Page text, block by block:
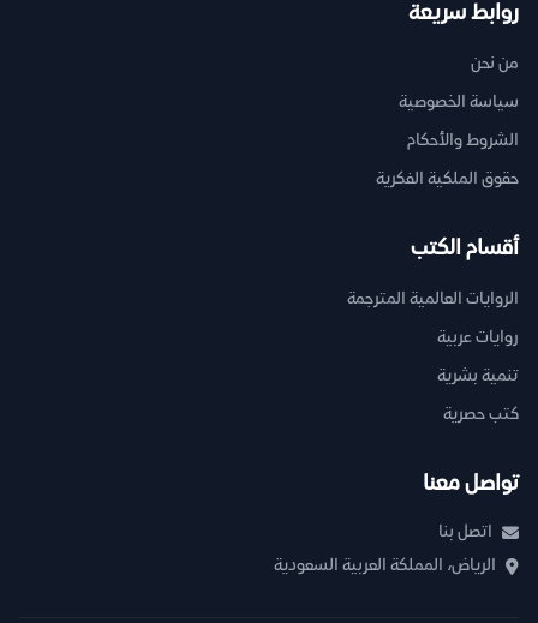
روابط سريعة
من نحن
سياسة الخصوصية
الشروط والأحكام
حقوق الملكية الفكرية
أقسام الكتب
الروايات العالمية المترجمة
روايات عربية
تنمية بشرية
كتب حصرية
تواصل معنا
اتصل بنا
الرياض، المملكة العربية السعودية